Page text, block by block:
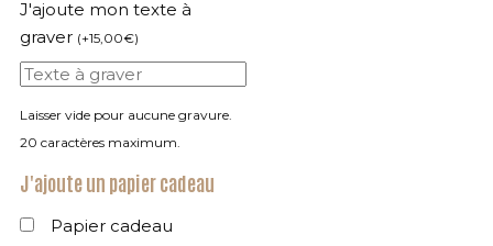
J'ajoute mon texte à
graver (+15,00€)
Laisser vide pour aucune gravure.
20 caractères maximum.
J'ajoute un papier cadeau
Papier cadeau